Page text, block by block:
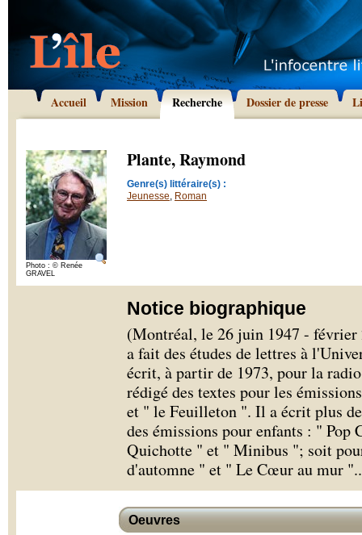
Accueil Mission Recherche Dossier de presse
Photo : © Renée
GRAVEL
Plante, Raymond
Genre(s) littéraire(s) :
Jeunesse, Roman
Notice biographique
(Montréal, le 26 juin 1947 - février
a fait des études de lettres à
écrit, à partir de 1973, pour la
rédigé des textes pour les
et " le Feuilleton ". Il a écrit plus
des émissions pour enfants : "
Quichotte " et " Minibus "; soit
d'automne " et " Le Cœur au mur ".
Oeuvres